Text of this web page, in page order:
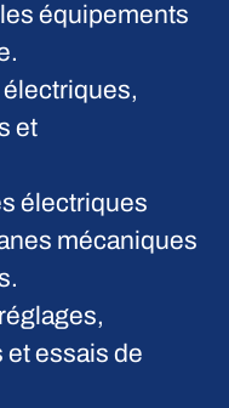
équipements
et
électriques
mécaniques
essais de